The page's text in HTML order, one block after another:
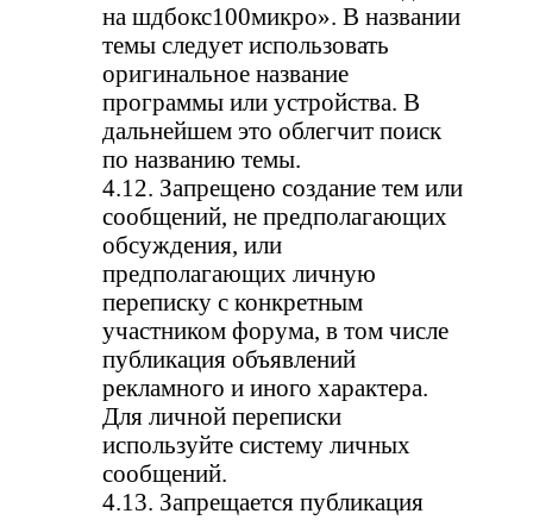
на шдбокс100микро». В названии
темы следует использовать
оригинальное название
программы или устройства. В
дальнейшем это облегчит поиск
по названию темы.
4.12. Запрещено создание тем или
сообщений, не предполагающих
обсуждения, или
предполагающих личную
переписку с конкретным
участником форума, в том числе
публикация объявлений
рекламного и иного характера.
Для личной переписки
используйте систему личных
сообщений.
4.13. Запрещается публикация